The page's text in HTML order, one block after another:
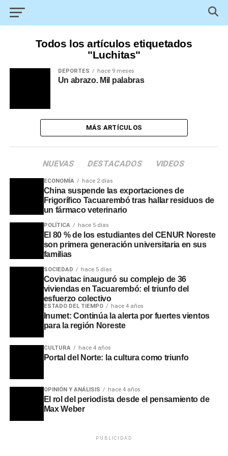
Todos los artículos etiquetados
"Luchitas"
DEPORTES hace 9 meses
Un abrazo. Mil palabras
MÁS ARTÍCULOS
NUEVAS DESTACADOS VIDEOS
ECONOMÍA hace 2 días
China suspende las exportaciones de
Frigorífico Tacuarembó tras hallar residuos de
un fármaco veterinario
POLÍTICA hace 5 días
El 80 % de los estudiantes del CENUR Noreste
son primera generación universitaria en sus
familias
SOCIEDAD hace 5 días
Covinatac inauguró su complejo de 36
viviendas en Tacuarembó: el triunfo del
esfuerzo colectivo
ESTADO DEL TIEMPO hace 4 años
Inumet: Continúa la alerta por fuertes vientos
para la región Noreste
CULTURA hace 4 años
Portal del Norte: la cultura como triunfo
OPINIÓN Y ANÁLISIS hace 4 años
El rol del periodista desde el pensamiento de
Max Weber
PUBLICIDAD